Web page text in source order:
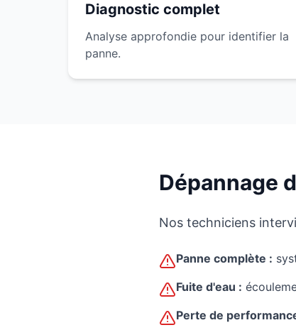
Diagnostic complet
Analyse approfondie pour identifier la
panne.
Dépannage
Nos techniciens
Panne complète :
Fuite d'eau :
Perte de